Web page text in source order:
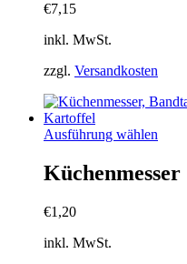
auf
€7,15
inkl. MwSt.
zzgl. Versandkosten
Ausführung wählen
Küchenmesser
€1,20
inkl. MwSt.